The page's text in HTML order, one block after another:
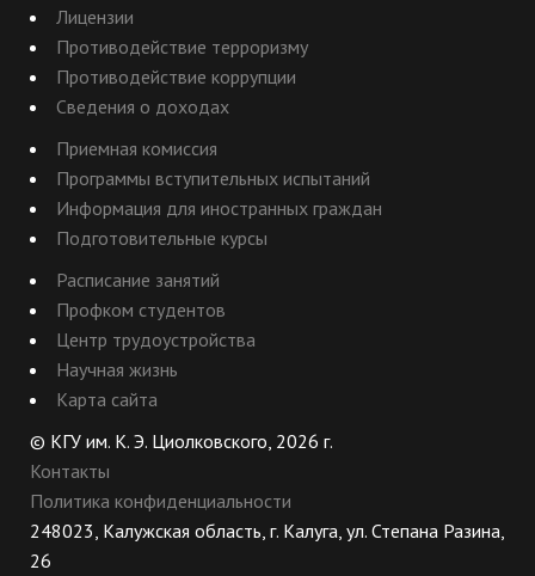
Лицензии
Противодействие терроризму
Противодействие коррупции
Сведения о доходах
Приемная комиссия
Программы вступительных испытаний
Информация для иностранных граждан
Подготовительные курсы
Расписание занятий
Профком студентов
Центр трудоустройства
Научная жизнь
Карта сайта
© КГУ им. К. Э. Циолковского, 2026 г.
Контакты
Политика конфиденциальности
248023, Калужская область, г. Калуга, ул. Степана Разина,
26